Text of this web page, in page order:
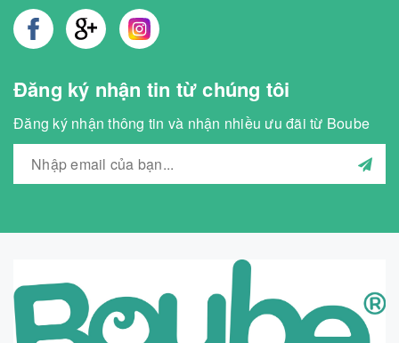
Đăng ký nhận tin từ chúng tôi
Đăng ký nhận thông tin và nhận nhiều ưu đãi từ Boube